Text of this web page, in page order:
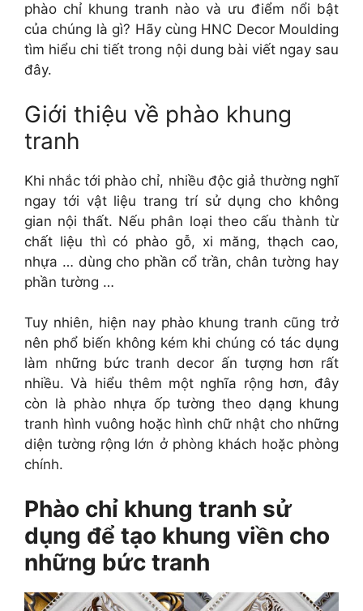
phào chỉ khung tranh nào và ưu điểm nổi bật
của chúng là gì? Hãy cùng HNC Decor Moulding
tìm hiểu chi tiết trong nội dung bài viết ngay sau
đây.
Giới thiệu về phào khung
tranh
Khi nhắc tới phào chỉ, nhiều độc giả thường nghĩ
ngay tới vật liệu trang trí sử dụng cho không
gian nội thất. Nếu phân loại theo cấu thành từ
chất liệu thì có phào gỗ, xi măng, thạch cao,
nhựa … dùng cho phần cổ trần, chân tường hay
phần tường …
Tuy nhiên, hiện nay phào khung tranh cũng trở
nên phổ biến không kém khi chúng có tác dụng
làm những bức tranh decor ấn tượng hơn rất
nhiều. Và hiểu thêm một nghĩa rộng hơn, đây
còn là phào nhựa ốp tường theo dạng khung
tranh hình vuông hoặc hình chữ nhật cho những
diện tường rộng lớn ở phòng khách hoặc phòng
chính.
Phào chỉ khung tranh sử
dụng để tạo khung viền cho
những bức tranh